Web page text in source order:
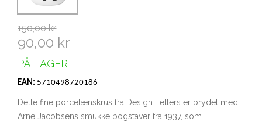
150,00 kr
90,00 kr
PÅ LAGER
EAN: 5710498720186
Dette fine porcelænskrus fra Design Letters er brydet med
Arne Jacobsens smukke bogstaver fra 1937, som